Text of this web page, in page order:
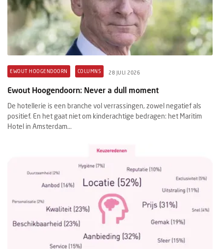
EWOUT HOOGENDOORN COLUMNS 28 JULI 2026
Ewout Hoogendoorn: Never a dull moment
De hotellerie is een branche vol verrassingen, zowel negatief als
positief. En het gaat niet om kinderachtige bedragen: het Maritim
Hotel in Amsterdam...